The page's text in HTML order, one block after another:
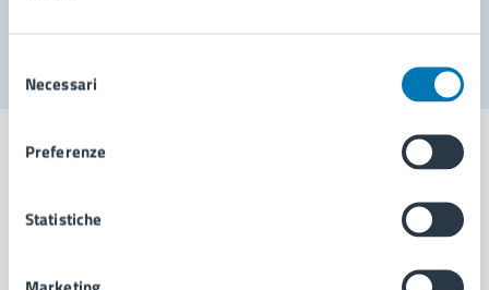
delNecessari
Preferenze
StatisticheComune di Napoli